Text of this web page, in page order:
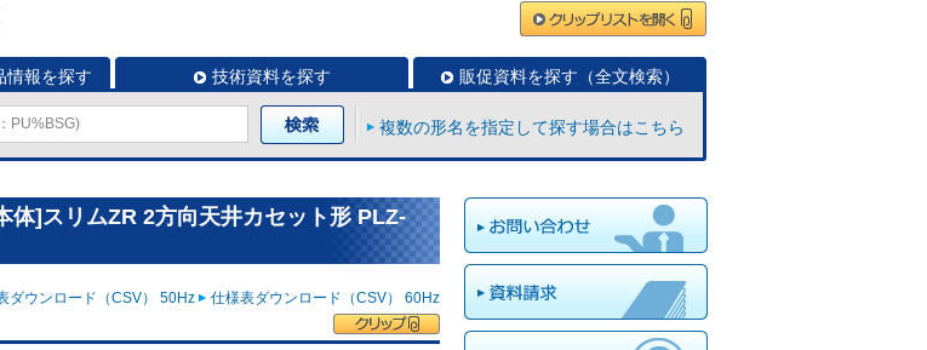
情報を探す 技術資料を探す 販促資料を探す（全文検索）
複数の形名を指定して探す場合はこちら
体]スリムZR 2方向天井カセット形 PLZ-
ダウンロード（CSV） 50Hz 仕様表ダウンロード（CSV） 60Hz